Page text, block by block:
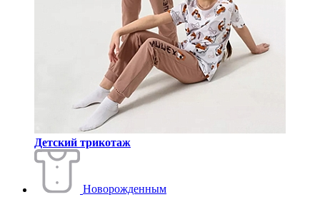
Детский трикотаж
Новорожденным